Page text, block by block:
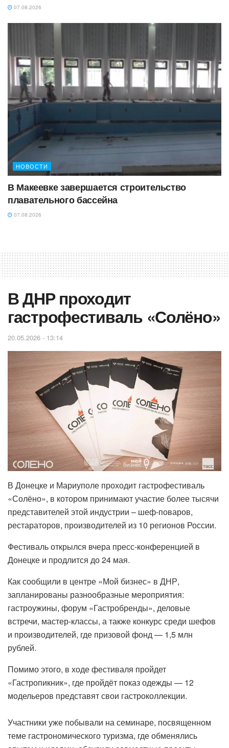
07.08.2026
НОВОСТИ
В Макеевке завершается строительство
плавательного бассейна
07.08.2026
В ДНР проходит
гастрофестиваль «Солёно»
20.05.2026 - 13:14
В Донецке и Мариуполе проходит гастрофестиваль
«Солёно», в котором принимают участие более тысячи
представителей этой индустрии – шеф-поваров,
рестараторов, производителей из 10 регионов России.
Фестиваль открылся вчера пресс-конференцией в
Донецке и продлится до 24 мая.
Как сообщили в центре «Мой бизнес» в ДНР,
запланированы разнообразные мероприятия:
гастроужины, форум «Гастробренды», деловые
встречи, мастер-классы, а также конкурс среди шефов
и производителей, где призовой фонд — 1,5 млн
рублей.
Помимо этого, в ходе фестиваля пройдет
«Гастропикник», где пройдёт показ одежды — 12
модельеров представят свои гастроколлекции.
Участники уже побывали на семинаре, посвященном
теме гастрономического туризма, где обменялись